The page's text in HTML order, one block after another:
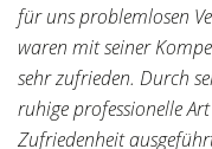
für uns problemlosen
waren mit seiner
sehr zufrieden. Durch
ruhige professionelle
Zufriedenheit